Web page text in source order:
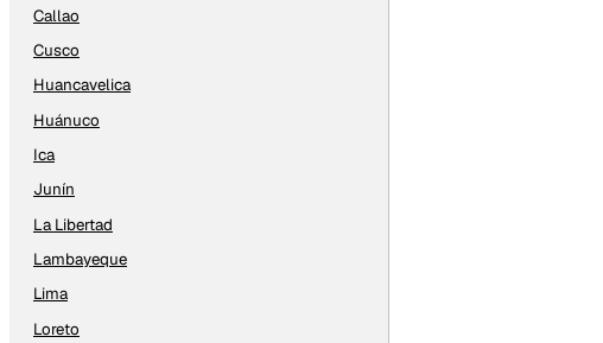
Callao
Cusco
Huancavelica
Huánuco
Ica
Junín
La Libertad
Lambayeque
Lima
Loreto